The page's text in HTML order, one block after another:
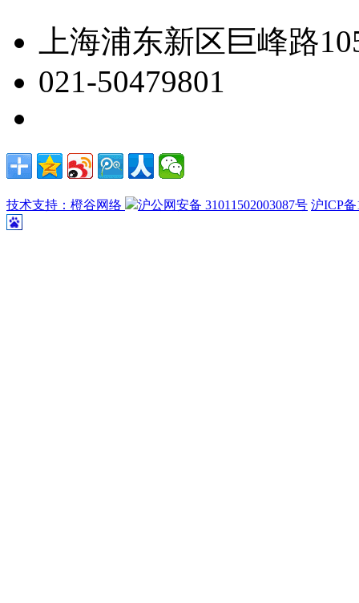
上海浦东新区巨峰路
021-50479801
技术支持：橙谷网络 沪公网安备 31011502003087号 沪ICP备